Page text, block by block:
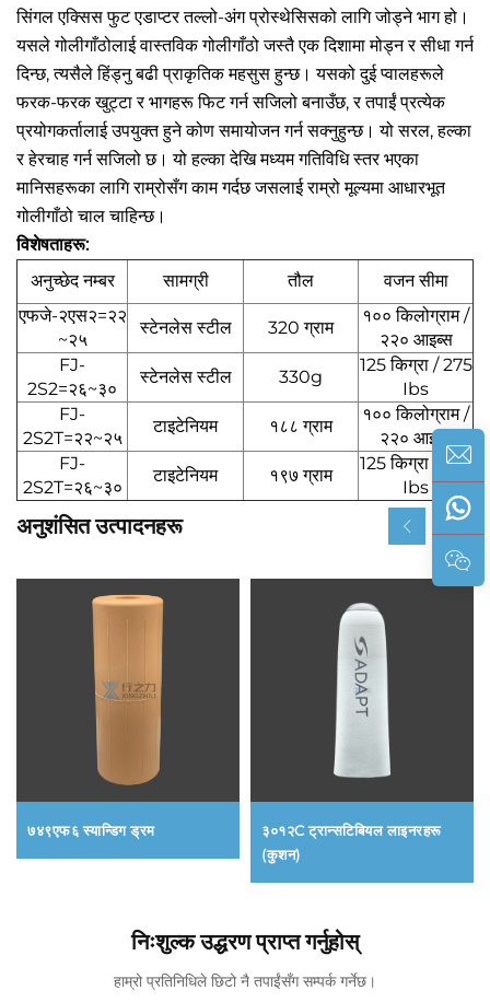
सिंगल एक्सिस फुट एडाप्टर तल्लो-अंग प्रोस्थेसिसको लागि जोड्ने भाग हो।
यसले गोलीगाँठोलाई वास्तविक गोलीगाँठो जस्तै एक दिशामा मोड्न र सीधा गर्न
दिन्छ, त्यसैले हिंड्नु बढी प्राकृतिक महसुस हुन्छ। यसको दुई प्वालहरूले
फरक-फरक खुट्टा र भागहरू फिट गर्न सजिलो बनाउँछ, र तपाईं प्रत्येक
प्रयोगकर्तालाई उपयुक्त हुने कोण समायोजन गर्न सक्नुहुन्छ। यो सरल, हल्का
र हेरचाह गर्न सजिलो छ। यो हल्का देखि मध्यम गतिविधि स्तर भएका
मानिसहरूका लागि राम्रोसँग काम गर्दछ जसलाई राम्रो मूल्यमा आधारभूत
गोलीगाँठो चाल चाहिन्छ।
विशेषताहरू:
अनुच्छेद नम्बर
सामग्री तौल
वजन सीमा
एफजे-२एस२=२२
~२५
स्टेनलेस स्टील 320 ग्राम
१०० किलोग्राम /
२२० आइब्स
FJ-
2S2=२६~३०
स्टेनलेस स्टील 330g
125 किग्रा / 275
Ibs
FJ-
2S2T=२२~२५
टाइटेनियम १८८ ग्राम
१०० किलोग्राम /
२२० आइब्स
FJ-
2S2T=२६~३०
टाइटेनियम १९७ ग्राम
125 किग्रा / 275
Ibs
अनुशंसित उत्पादनहरू
७४९एफ६ स्यान्डिग ड्रम
३०१२C ट्रान्सटिबियल लाइनरहरू
(कुशन)
निःशुल्क उद्धरण प्राप्त गर्नुहोस्
हाम्रो प्रतिनिधिले छिटो नै तपाईंसँग सम्पर्क गर्नेछ।